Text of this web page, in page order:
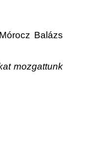
Balázs
mozgattunk